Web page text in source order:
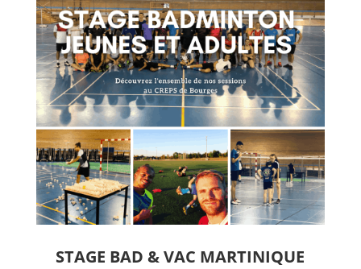
STAGE BAD & VAC MARTINIQUE